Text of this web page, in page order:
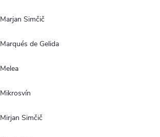
Marjan Simčič
Marqués de Gelida
Melea
Mikrosvín
Mirjan Simčič